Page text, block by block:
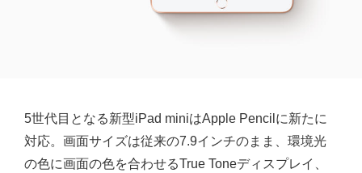
5世代目となる新型iPad miniはApple Pencilに新たに
対応。画面サイズは従来の7.9インチのまま、環境光
の色に画面の色を合わせるTrue Toneディスプレイ、